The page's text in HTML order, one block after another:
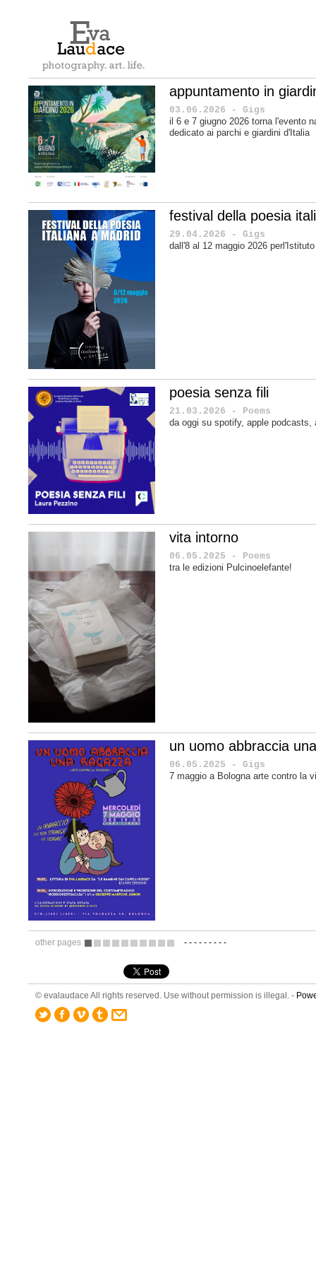
appuntamento in
03.06.2026 - Gigs
il 6 e 7 giugno 2026 torna l'evento
dedicato ai parchi e giardini d'Italia
festival della poesia
29.04.2026 - Gigs
dall'8 al 12 maggio 2026
poesia senza fili
21.03.2026 - Poems
da oggi su spotify, apple
vita intorno
06.05.2025 - Poems
tra le edizioni Pulcinoelefante!
un uomo abbraccia
06.05.2025 - Gigs
7 maggio a Bologna arte contro la
other pages - - - - - - - - -
© evalaudace All rights reserved. Use without permission is illegal. -